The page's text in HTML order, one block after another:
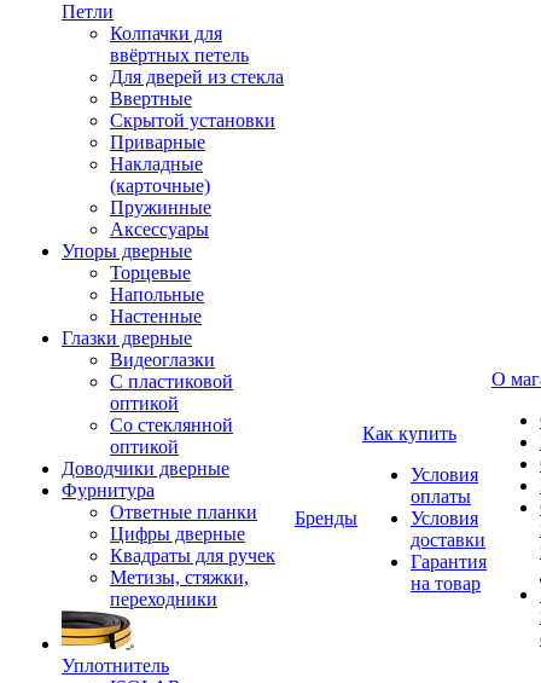
Петли
Колпачки для
ввёртных петель
Для дверей из стекла
Ввертные
Скрытой установки
Приварные
Накладные
(карточные)
Пружинные
Аксессуары
Упоры дверные
Торцевые
Напольные
Настенные
Глазки дверные
Видеоглазки
С пластиковой
оптикой
Со стеклянной
оптикой
Доводчики дверные
Фурнитура
Ответные планки
Цифры дверные
Квадраты для ручек
Метизы, стяжки,
переходники
Уплотнитель
Бренды
Как купить
Условия
оплаты
Условия
доставки
Гарантия
на товар
О